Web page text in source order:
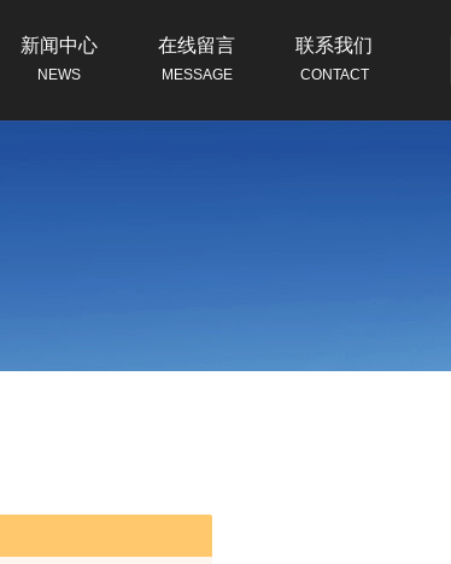
新闻中心
NEWS
在线留言
MESSAGE
联系我们
CONTACT